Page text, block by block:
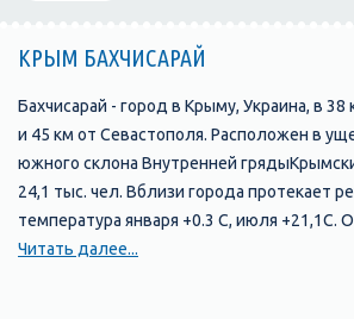
КРЫМ БАХЧИСАРАЙ
Бахчисарай - город в Крыму, Украина, в
и 45 км от Севастополя. Расположен в
южного склона Внутренней
24,1 тыс. чел. Вблизи города протекает
температура января +0.3 С, июля +21,1С.
год.
Читать далее...